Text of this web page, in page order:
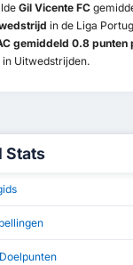
Gil Vicente FC
in de Liga
gemiddeld 0.8 punten
in Uitwedstrijden.
Stats